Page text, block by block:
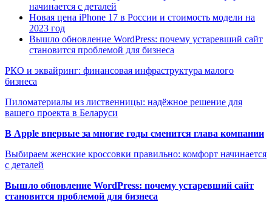
начинается с деталей
Новая цена iPhone 17 в России и стоимость модели на
2023 год
Вышло обновление WordPress: почему устаревший сайт
становится проблемой для бизнеса
РКО и эквайринг: финансовая инфраструктура малого
бизнеса
Пиломатериалы из лиственницы: надёжное решение для
вашего проекта в Беларуси
В Apple впервые за многие годы сменится глава компании
Выбираем женские кроссовки правильно: комфорт начинается
с деталей
Вышло обновление WordPress: почему устаревший сайт
становится проблемой для бизнеса